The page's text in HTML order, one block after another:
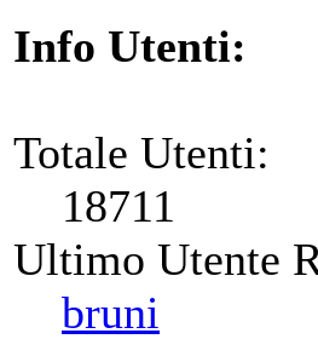
Info Utenti:
Totale Utenti:
18711
Ultimo Utente
bruni